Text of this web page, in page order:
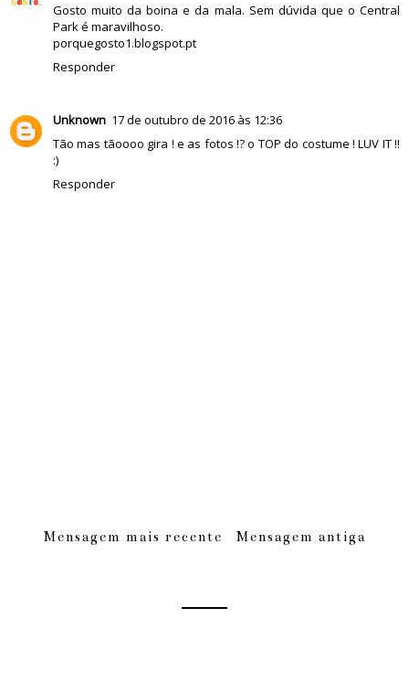
Gosto muito da boina e da mala. Sem dúvida que o Central
Park é maravilhoso.
porquegosto1.blogspot.pt
Responder
Unknown 17 de outubro de 2016 às 12:36
Tão mas tãoooo gira ! e as fotos !? o TOP do costume ! LUV IT !!
:)
Responder
Mensagem mais recente Mensagem antiga